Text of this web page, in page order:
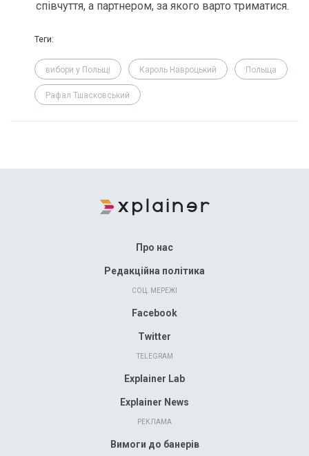
співчуття, а партнером, за якого варто триматися.
Теги:
вибори у Польщі Кароль Навроцький Польща
Рафал Тшасковський
Про нас
Редакційна політика
СОЦ. МЕРЕЖІ
Facebook
Twitter
TELEGRAM
Explainer Lab
Explainer News
РЕКЛАМА
Вимоги до банерів